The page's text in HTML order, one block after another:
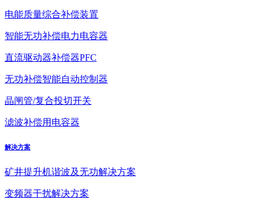
电能质量综合补偿装置
智能无功补偿电力电容器
直流驱动器补偿器PFC
无功补偿智能自动控制器
晶闸管/复合投切开关
滤波补偿用电容器
解决方案
矿井提升机谐波及无功解决方案
变频器干扰解决方案